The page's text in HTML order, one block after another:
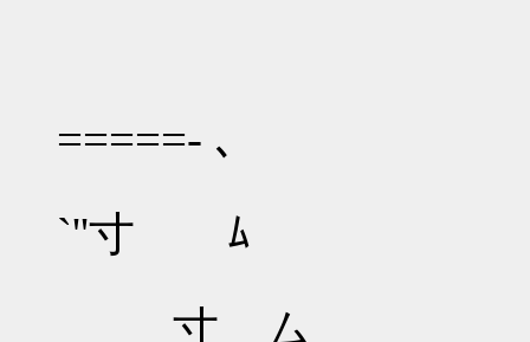
=====‐ ､
`''寸 ﾑ
寸 ム